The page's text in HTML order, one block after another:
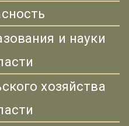
и науки
хозяйства